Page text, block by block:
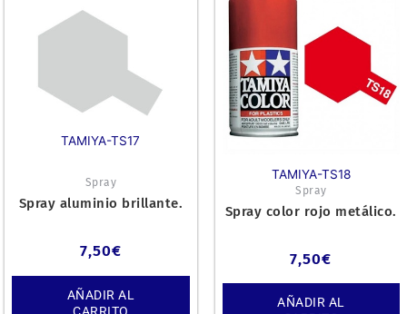
TAMIYA-TS17
Spray
Spray aluminio brillante.
7,50€
AÑADIR AL
TAMIYA-TS18
Spray
Spray color rojo metálico.
7,50€
AÑADIR AL